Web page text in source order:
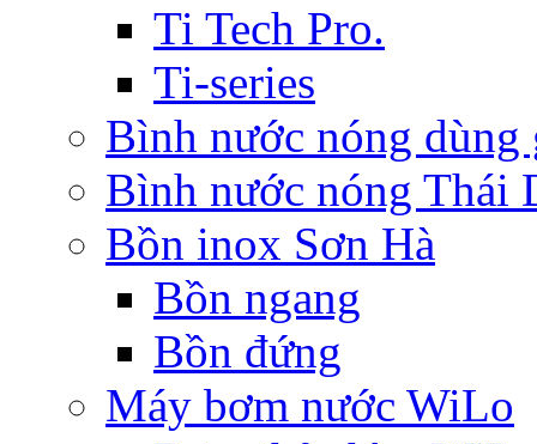
Ti Tech Pro.
Ti-series
Bình nước nóng
Bình nước nóng Thái
Bồn inox Sơn Hà
Bồn ngang
Bồn đứng
Máy bơm nước WiLo